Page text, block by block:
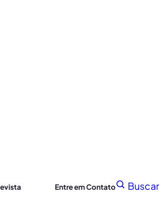
Entre em Contato Buscar